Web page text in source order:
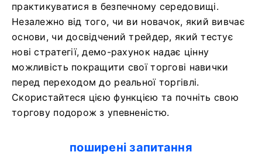
практикуватися в безпечному середовищі.
Незалежно від того, чи ви новачок, який вивчає
основи, чи досвідчений трейдер, який тестує
нові стратегії, демо-рахунок надає цінну
можливість покращити свої торгові навички
перед переходом до реальної торгівлі.
Скористайтеся цією функцією та почніть свою
торгову подорож з упевненістю.
поширені запитання